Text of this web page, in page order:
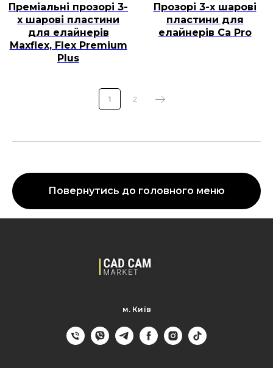
Преміальні прозорі 3-
х шарові пластини
для елайнерів
Maxflex, Flex Premium
Plus
Прозорі 3-х шарові
пластини для
елайнерів Ca Pro
1 2
Повернутись до головного меню
м. Київ